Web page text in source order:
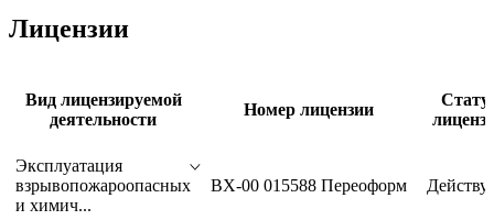
Лицензии
Вид лицензируемой
деятельности
Номер лицензии
Эксплуатация
взрывопожароопасных
и химич...
ВХ-00 015588 Переоформ